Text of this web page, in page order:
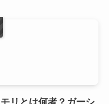
リとは何者？ガーシ